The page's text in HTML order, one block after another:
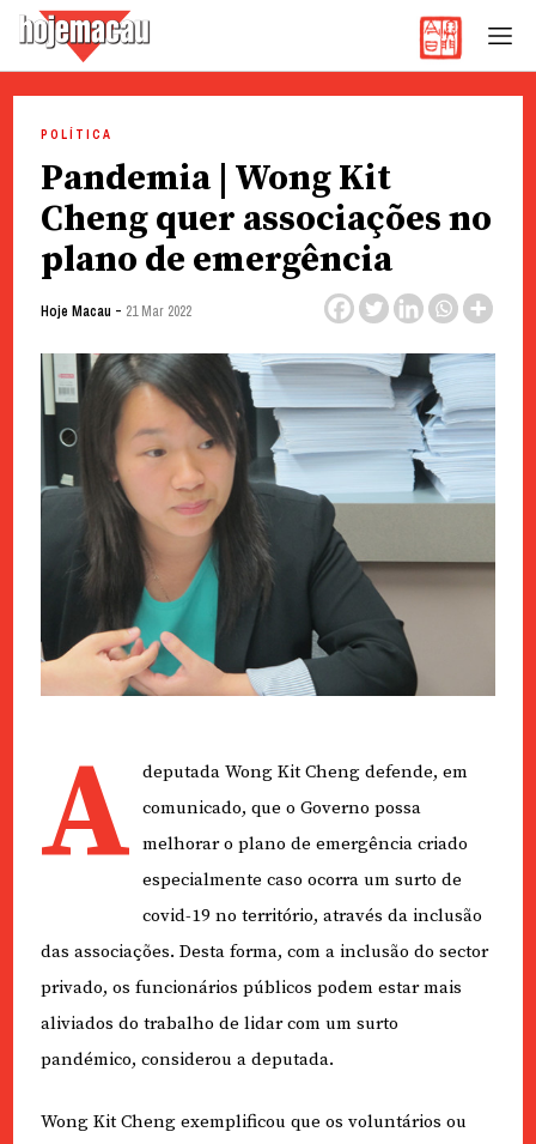
content
POLÍTICA
Pandemia | Wong Kit
Cheng quer associações no
plano de emergência
Hoje Macau - 21 Mar 2022
A deputada Wong Kit Cheng defende, em
comunicado, que o Governo possa
melhorar o plano de emergência criado
especialmente caso ocorra um surto de
covid-19 no território, através da inclusão
das associações. Desta forma, com a inclusão do sector
privado, os funcionários públicos podem estar mais
aliviados do trabalho de lidar com um surto
pandémico, considerou a deputada.
Wong Kit Cheng exemplificou que os voluntários ou